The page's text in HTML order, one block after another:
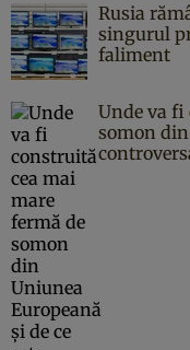
Rusia
singurul
faliment
Unde va fi
somon din